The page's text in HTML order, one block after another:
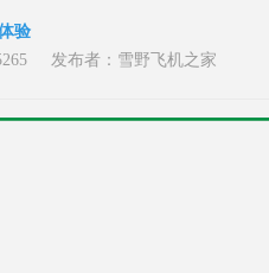
验
5265 发布者：雪野飞机之家